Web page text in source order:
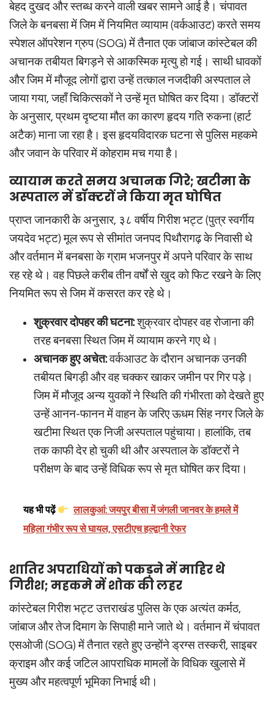
बेहद दुखद और स्तब्ध करने वाली खबर सामने आई है। चंपावत
जिले के बनबसा में जिम में नियमित व्यायाम (वर्कआउट) करते समय
स्पेशल ऑपरेशन ग्रुप (SOG) में तैनात एक जांबाज कांस्टेबल की
अचानक तबीयत बिगड़ने से आकस्मिक मृत्यु हो गई। साथी धावकों
और जिम में मौजूद लोगों द्वारा उन्हें तत्काल नजदीकी अस्पताल ले
जाया गया, जहाँ चिकित्सकों ने उन्हें मृत घोषित कर दिया। डॉक्टरों
के अनुसार, प्रथम दृष्टया मौत का कारण हृदय गति रुकना (हार्ट
अटैक) माना जा रहा है। इस हृदयविदारक घटना से पुलिस महकमे
और जवान के परिवार में कोहराम मच गया है।
व्यायाम करते समय अचानक गिरे; खटीमा के
अस्पताल में डॉक्टरों ने किया मृत घोषित
प्राप्त जानकारी के अनुसार, ३८ वर्षीय गिरीश भट्ट (पुत्र स्वर्गीय
जयदेव भट्ट) मूल रूप से सीमांत जनपद पिथौरागढ़ के निवासी थे
और वर्तमान में बनबसा के ग्राम भजनपुर में अपने परिवार के साथ
रह रहे थे। वह पिछले करीब तीन वर्षों से खुद को फिट रखने के लिए
नियमित रूप से जिम में कसरत कर रहे थे।
शुक्रवार दोपहर की घटना:शुक्रवार दोपहर वह रोजाना की
तरह बनबसा स्थित जिम में व्यायाम करने गए थे।
अचानक हुए अचेत:वर्कआउट के दौरान अचानक उनकी
तबीयत बिगड़ी और वह चक्कर खाकर जमीन पर गिर पड़े।
जिम में मौजूद अन्य युवकों ने स्थिति की गंभीरता को देखते हुए
उन्हें आनन-फानन में वाहन के जरिए ऊधम सिंह नगर जिले के
खटीमा स्थित एक निजी अस्पताल पहुंचाया। हालांकि, तब
तक काफी देर हो चुकी थी और अस्पताल के डॉक्टरों ने
परीक्षण के बाद उन्हें विधिक रूप से मृत घोषित कर दिया।
यह भी पढ़ें
लालकुआं: जयपुर बीसा में जंगली जानवर के हमले में
महिला गंभीर रूप से घायल, एसटीएच हल्द्वानी रेफर
शातिर अपराधियों को पकड़ने में माहिर थे
गिरीश; महकमे में शोक की लहर
कांस्टेबल गिरीश भट्ट उत्तराखंड पुलिस के एक अत्यंत कर्मठ,
जांबाज और तेज दिमाग के सिपाही माने जाते थे। वर्तमान में चंपावत
एसओजी (SOG) में तैनात रहते हुए उन्होंने ड्रग्स तस्करी, साइबर
क्राइम और कई जटिल आपराधिक मामलों के विधिक खुलासे में
मुख्य और महत्वपूर्ण भूमिका निभाई थी।